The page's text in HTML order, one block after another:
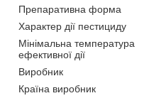
Препаративна форма
Характер дії пестициду
Мінімальна температура
ефективної дії
Виробник
Країна виробник